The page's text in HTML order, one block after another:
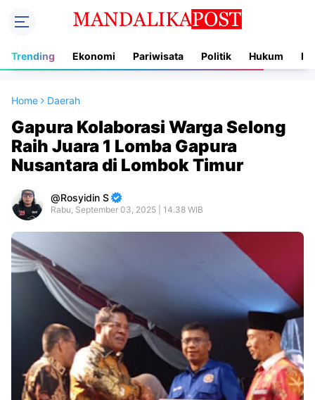
Trending Ekonomi Pariwisata Politik Hukum
Home Daerah
Gapura Kolaborasi Warga Selong
Raih Juara 1 Lomba Gapura
Nusantara di Lombok Timur
Rosyidin S
Rabu, September 03, 2025 | 14.38 WIB